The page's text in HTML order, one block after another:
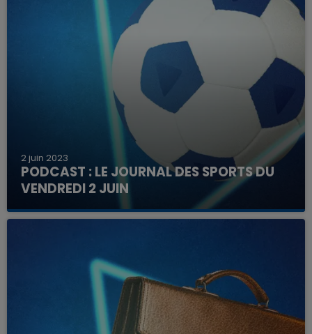
2 juin 2023
PODCAST : LE JOURNAL DES SPORTS DU
VENDREDI 2 JUIN
Retrouvez en podcast l'essentiel des
événements sportifs à venir ce week-end dans